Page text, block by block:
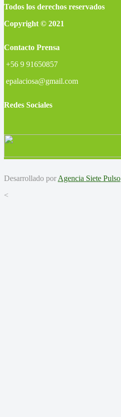
Todos los derechos reservados
Copyright © 2021
Contacto Prensa
+56 9 91650857
epalaciosa@gmail.com
Redes Sociales
Desarrollado por Agencia Siete Pulso
<